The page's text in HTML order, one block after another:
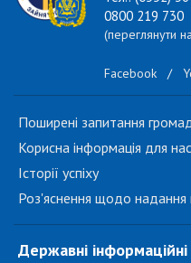
0800 219 730
(переглянути
Facebook /
Поширені запитання
Корисна інформація для
Історії успіху
Роз'яснення щодо
Державні